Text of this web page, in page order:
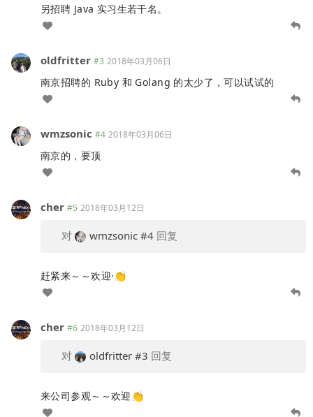
另招聘 Java 实习生若干名。
oldfritter #3 2018年03月06日
南京招聘的 Ruby 和 Golang 的太少了，可以试试的
wmzsonic #4 2018年03月06日
南京的，要顶
cher #5 2018年03月12日
对 wmzsonic #4 回复
赶紧来～～欢迎·👏
cher #6 2018年03月12日
对 oldfritter #3 回复
来公司参观～～欢迎👏